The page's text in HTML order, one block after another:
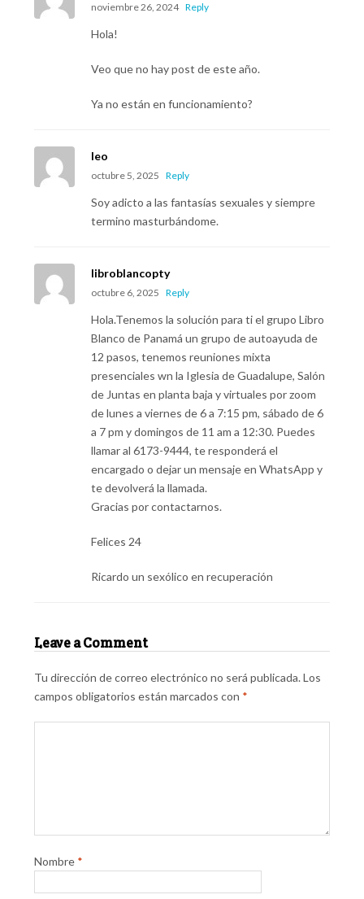
noviembre 26, 2024 Reply
Hola!
Veo que no hay post de este año.
Ya no están en funcionamiento?
Ieo
octubre 5, 2025 Reply
Soy adicto a las fantasías sexuales y siempre
termino masturbándome.
libroblancopty
octubre 6, 2025 Reply
Hola.Tenemos la solución para ti el grupo Libro
Blanco de Panamá un grupo de autoayuda de
12 pasos, tenemos reuniones mixta
presenciales wn la Iglesia de Guadalupe, Salón
de Juntas en planta baja y virtuales por zoom
de lunes a viernes de 6 a 7:15 pm, sábado de 6
a 7 pm y domingos de 11 am a 12:30. Puedes
llamar al 6173-9444, te responderá el
encargado o dejar un mensaje en WhatsApp y
te devolverá la llamada.
Gracias por contactarnos.
Felices 24
Ricardo un sexólico en recuperación
Leave a Comment
Tu dirección de correo electrónico no será publicada. Los
campos obligatorios están marcados con *
Nombre *